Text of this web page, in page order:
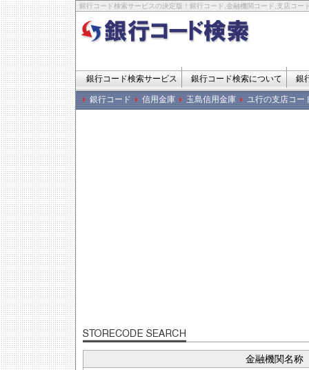
銀行コード検索サービスの決定版！銀行コード,金融機関コード,支店コー
銀行コード検索サービス 銀行コード検索について 銀
銀行コード 信用金庫 玉島信用金庫 ユ行の支店コー
金融機関名称